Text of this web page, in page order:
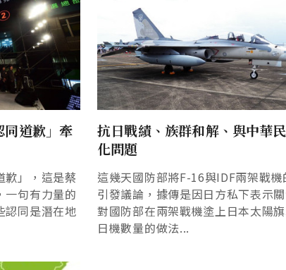
同道歉」牽
歉」，這是蔡
一句有力量的
認同是潛在地
抗日戰績、族群和解、與中華
化問題
這幾天國防部將F-16與IDF兩架戰
引發議論，據傳是因日方私下表示
對國防部在兩架戰機塗上日本太陽
日機數量的做法...